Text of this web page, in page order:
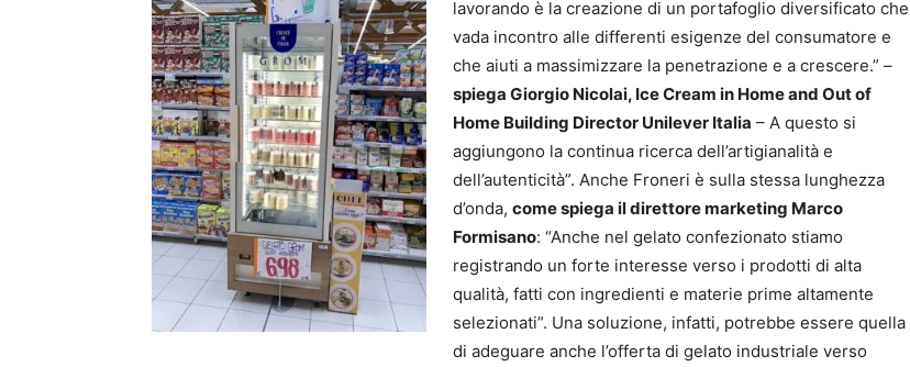
lavorando è la creazione di un portafoglio diversificato che
vada incontro alle differenti esigenze del consumatore e
che aiuti a massimizzare la penetrazione e a crescere.” –
spiega Giorgio Nicolai, Ice Cream in Home and Out of
Home Building Director Unilever Italia – A questo si
aggiungono la continua ricerca dell’artigianalità e
dell’autenticità”. Anche Froneri è sulla stessa lunghezza
d’onda, come spiega il direttore marketing Marco
Formisano: “Anche nel gelato confezionato stiamo
registrando un forte interesse verso i prodotti di alta
qualità, fatti con ingredienti e materie prime altamente
selezionati”. Una soluzione, infatti, potrebbe essere quella
di adeguare anche l’offerta di gelato industriale verso